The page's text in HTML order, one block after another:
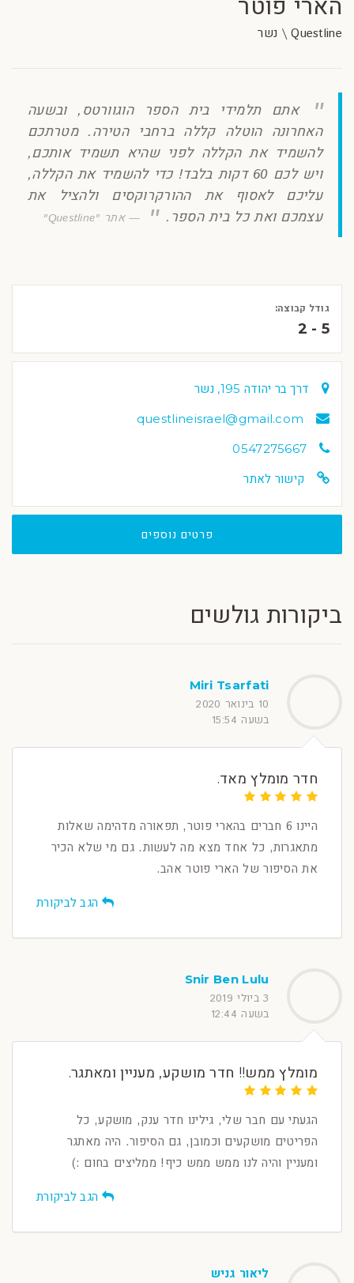
הארי פוטר
Questline \ נשר
אתם תלמידי בית הספר הוגוורטס, ובשעה
האחרונה הוטלה קללה ברחבי הטירה. מטרתכם
להשמיד את הקללה לפני שהיא תשמיד אותכם,
ויש לכם 60 דקות בלבד! כדי להשמיד את הקללה,
עליכם לאסוף את ההורקרוקסים ולהציל את
עצמכם ואת כל בית הספר.
אתר "Questline"
גודל קבוצה:
2 - 5
דרך בר יהודה 195, נשר
questlineisrael@gmail.com
0547275667
קישור לאתר
פרטים נוספים
ביקורות גולשים
Miri Tsarfati
10 בינואר 2020
בשעה 15:54
חדר מומלץ מאד.
היינו 6 חברים בהארי פוטר, תפאורה מדהימה שאלות
מתאגרות, כל אחד מצא מה לעשות. גם מי שלא הכיר
את הסיפור של הארי פוטר אהב.
הגב לביקורת
Snir Ben Lulu
3 ביולי 2019
בשעה 12:44
מומלץ ממש!! חדר מושקע, מעניין ומאתגר.
הגעתי עם חבר שלי, גילינו חדר ענק, מושקע, כל
הפריטים מושקעים וכמובן, גם הסיפור. היה מאתגר
ומעניין והיה לנו ממש ממש כיף! ממליצים בחום :)
הגב לביקורת
ליאור גניש